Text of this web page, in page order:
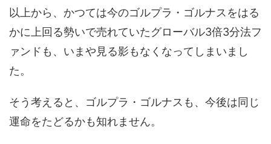
以上から、かつては今のゴルプラ・ゴルナスをはる
かに上回る勢いで売れていたグローバル3倍3分法フ
ァンドも、いまや見る影もなくなってしまいまし
た。
そう考えると、ゴルプラ・ゴルナスも、今後は同じ
運命をたどるかも知れません。